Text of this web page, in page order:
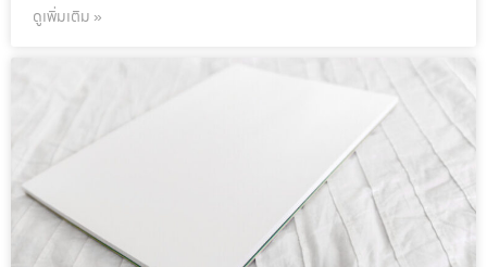
ดูเพิ่มเติม »